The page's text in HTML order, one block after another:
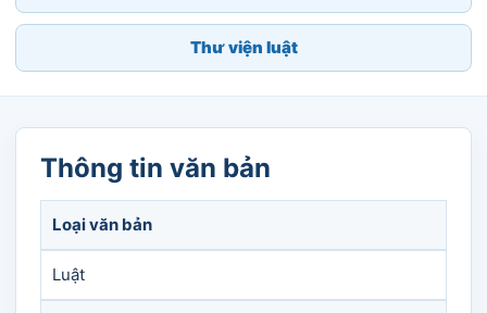
Thư viện luật
Thông tin văn bản
Loại văn bản
Luật